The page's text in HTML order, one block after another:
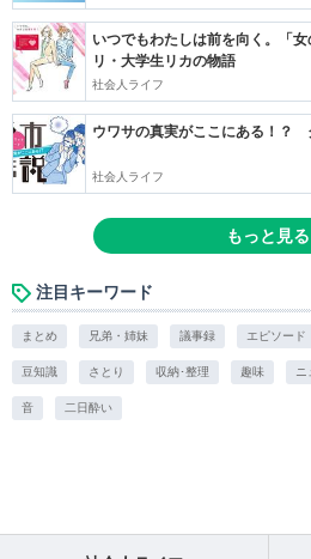
いつでもわたしは前を向く。「
リ・大学生リカの物語
社会人ライフ
ウワサの真実がここにある！？
社会人ライフ
もっと見る
注目キーワード
まとめ 兄弟・姉妹 議事録 エピソード
豆知識 さとり 収納･整理 趣味 ニ
音 二日酔い